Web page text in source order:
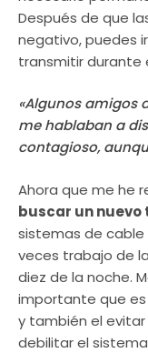
Después de que
negativo, puedes
transmitir durante
«Algunos amigos
me hablaban a
contagioso,
Ahora que me he
buscar un
sistemas de
veces trabajo de
diez de la noche.
importante que es
y también el
debilitar el